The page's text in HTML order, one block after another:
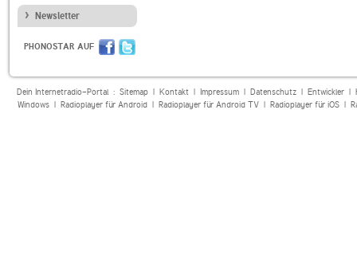
Newsletter
PHONOSTAR AUF
Dein Internetradio-Portal : Sitemap| Kontakt| Impressum| Datenschutz| Entwickler|
Windows| Radioplayer für Android| Radioplayer für Android TV| Radioplayer für iOS|